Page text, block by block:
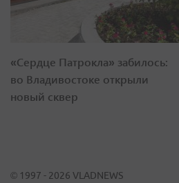
«Сердце Патрокла» забилось:
во Владивостоке открыли
новый сквер
© 1997 - 2026 VLADNEWS